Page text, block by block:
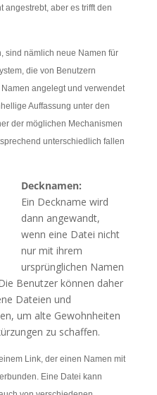
angestrebt, aber es trifft den
sind nämlich neue Namen für
die von Benutzern
angelegt und verwendet
Auffassung unter den
der möglichen Mechanismen
unterschiedlich fallen
Decknamen:
Ein Deckname wird
dann angewandt,
wenn eine Datei nicht
nur mit ihrem
ursprünglichen Namen
Benutzer können daher
Dateien und
um alte Gewohnheiten
zu schaffen.
Link, der einen Namen mit
Eine Datei kann